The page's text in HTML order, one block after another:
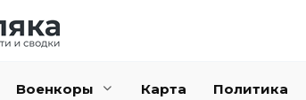
Военкоры Карта Политика